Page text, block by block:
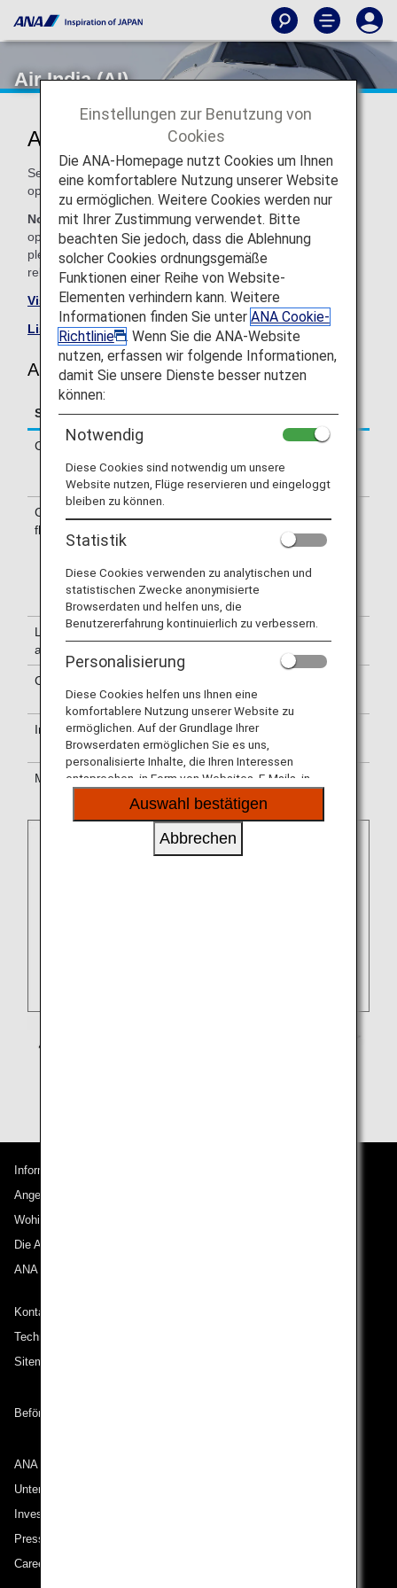
Air India (AI)
Air India Codeshare Information
Services for codeshare flights with ANA are provided by the
operating carrier as shown below.
Note:In most cases, the terms and conditions of the
operating carrier apply to codeshare flights. For details,
please inquire at the time of the reservation or contact the
relevant operating airline directly.
Visit the Air India site
.
List of Codeshare Flights
Air India (AI) Flight Information
Service Description
Check-in
Check-in at the Air India (AI) counter.
Please check the departure terminals
shown on your e-Ticket.
Confirmation of
flight number
printed on the boarding pass.
Indications on the guideboard in the
airport are given with both NH flight
number and AI flight number or only
with AI flight number.
Lounge
availability
For use of lounges, please refer to
Cabin attendants
onboard.
In-flight services
Service standards of Air India will
apply.
Mileage Earn miles for eitherANA Mileage
or the partner airline's program.
Informationen zu ANA
Angebote und Ankündigungen
Wohin wir reisen
Die ANA Experience
ANA Mileage Club
Kontakt zu ANA
Technische Hilfe (Barrierefreiheit)
Sitemap
Beförderungsbedingungen
ANA Group
Unternehmen der ANA Group
Investor Relations
Pressemeldungen
Careers (English Only)
Einstellungen zur Benutzung von
Cookies
Die ANA-Homepage nutzt Cookies um Ihnen
eine komfortablere Nutzung unserer Website
zu ermöglichen. Weitere Cookies werden nur
mit Ihrer Zustimmung verwendet. Bitte
beachten Sie jedoch, dass die Ablehnung
solcher Cookies ordnungsgemäße
Funktionen einer Reihe von Website-
Elementen verhindern kann. Weitere
Informationen finden Sie unter ANA Cookie-
Richtlinie
. Wenn Sie die ANA-Website
nutzen, erfassen wir folgende Informationen,
damit Sie unsere Dienste besser nutzen
können:
Notwendig
Diese Cookies sind notwendig um unsere
Website nutzen, Flüge reservieren und eingeloggt
bleiben zu können.
Statistik
Diese Cookies verwenden zu analytischen und
statistischen Zwecke anonymisierte
Browserdaten und helfen uns, die
Benutzererfahrung kontinuierlich zu verbessern.
Personalisierung
Diese Cookies helfen uns Ihnen eine
komfortablere Nutzung unserer Website zu
ermöglichen. Auf der Grundlage Ihrer
Browserdaten ermöglichen Sie es uns,
personalisierte Inhalte, die Ihren Interessen
entsprechen, in Form von Websites, E-Mails, in
sozialen Medien und Werbung anzubieten.
Auswahl bestätigen
Abbrechen